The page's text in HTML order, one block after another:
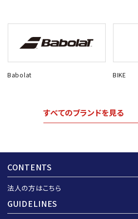
Babolat BIKE
すべてのブランドを見る
CONTENTS
法人の方はこちら
GUIDELINES